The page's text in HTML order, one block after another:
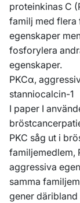
proteinkinas C
familj med flera
egenskaper
fosforylera
egenskaper.
PKCα,
stanniocalcin-1
I paper I
PKC såg ut i
familjemedlem,
aggressiva
samma
gener däribland